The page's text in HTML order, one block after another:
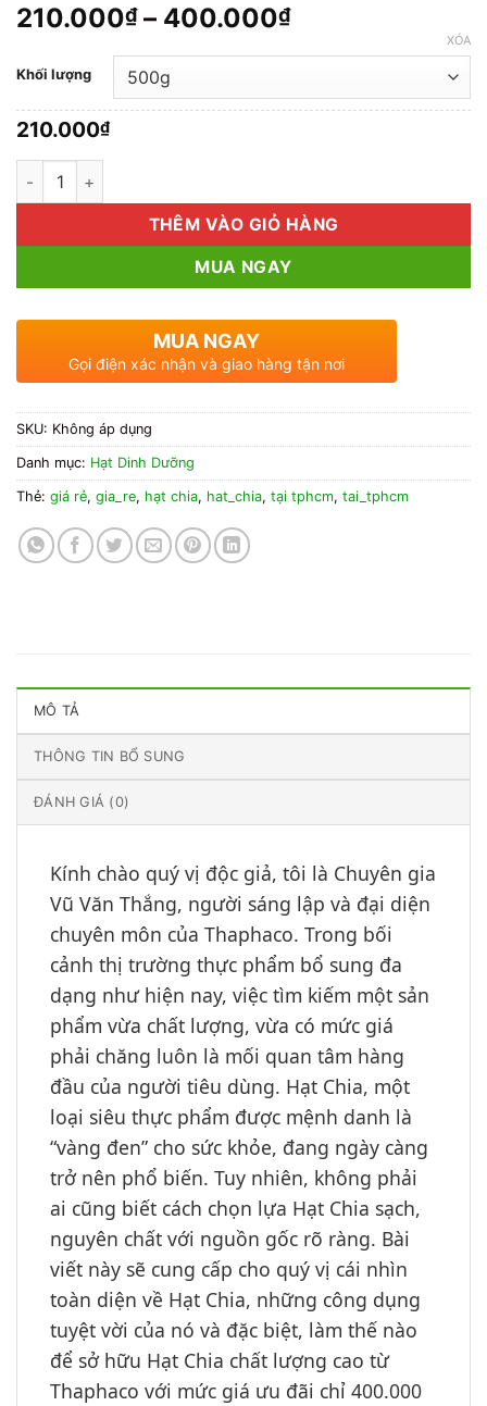
210.000₫ – 400.000₫Khoảng
210.000₫
đến
Khối lượng
XÓA
210.000₫
1kg Hạt Chia Giá Rẻ số lượng
THÊM VÀO GIỎ HÀNG
MUA NGAY
MUA NGAY
Gọi điện xác nhận và giao hàng tận nơi
SKU: Không áp dụng
Danh mục: Hạt Dinh Dưỡng
Thẻ: giá rẻ, gia_re, hạt chia, hat_chia, tại tphcm, tai_tphcm
MÔ TẢ
THÔNG TIN BỔ SUNG
ĐÁNH GIÁ (0)
Kính chào quý vị độc giả, tôi là Chuyên gia
Vũ Văn Thắng, người sáng lập và đại diện
chuyên môn của Thaphaco. Trong bối
cảnh thị trường thực phẩm bổ sung đa
dạng như hiện nay, việc tìm kiếm một sản
phẩm vừa chất lượng, vừa có mức giá
phải chăng luôn là mối quan tâm hàng
đầu của người tiêu dùng. Hạt Chia, một
loại siêu thực phẩm được mệnh danh là
“vàng đen” cho sức khỏe, đang ngày càng
trở nên phổ biến. Tuy nhiên, không phải
ai cũng biết cách chọn lựa Hạt Chia sạch,
nguyên chất với nguồn gốc rõ ràng. Bài
viết này sẽ cung cấp cho quý vị cái nhìn
toàn diện về Hạt Chia, những công dụng
tuyệt vời của nó và đặc biệt, làm thế nào
để sở hữu Hạt Chia chất lượng cao từ
Thaphaco với mức giá ưu đãi chỉ 400.000